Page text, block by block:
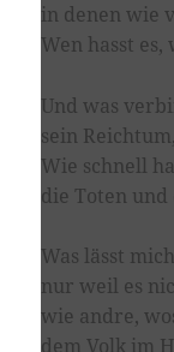
in denen wie
Wen hasst es,
Und was
sein
Wie schnell
die Toten
Was lässt
nur weil es
wie andre,
dem Volk im